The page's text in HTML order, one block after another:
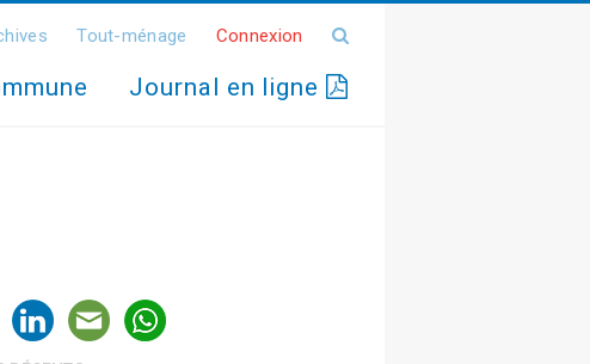
Tout-ménage Connexion
Journal en ligne